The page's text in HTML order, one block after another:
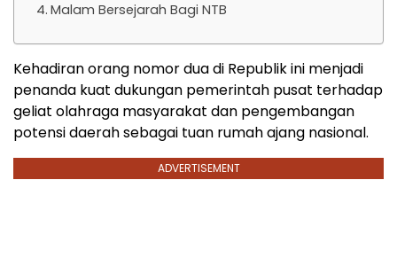
Malam Bersejarah Bagi NTB
Kehadiran orang nomor dua di Republik ini menjadi
penanda kuat dukungan pemerintah pusat terhadap
geliat olahraga masyarakat dan pengembangan
potensi daerah sebagai tuan rumah ajang nasional.
ADVERTISEMENT